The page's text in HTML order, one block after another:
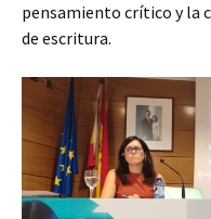
pensamiento crítico y la
de escritura.